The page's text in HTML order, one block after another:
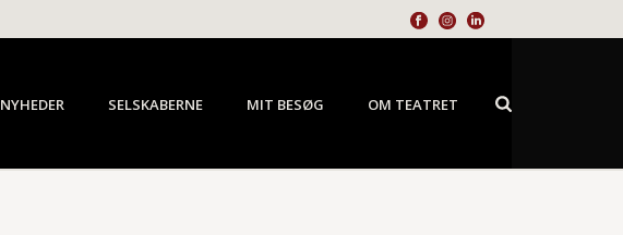
NYHEDER SELSKABERNE MIT BESØG OM TEATRET